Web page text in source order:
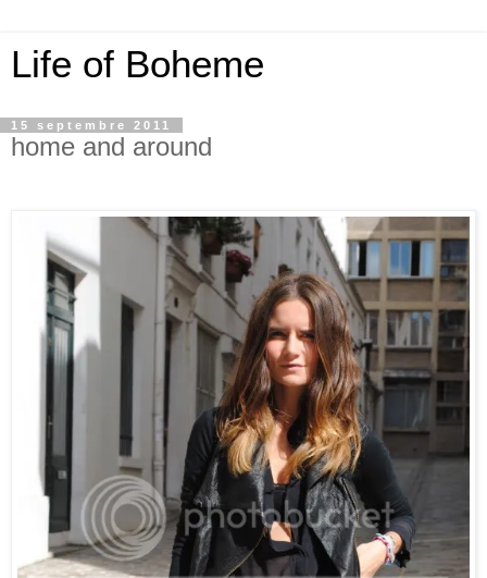
Life of Boheme
15 septembre 2011
home and around